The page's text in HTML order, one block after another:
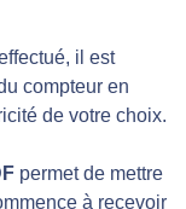
il est
compteur en
de votre choix.
permet de mettre
à recevoir